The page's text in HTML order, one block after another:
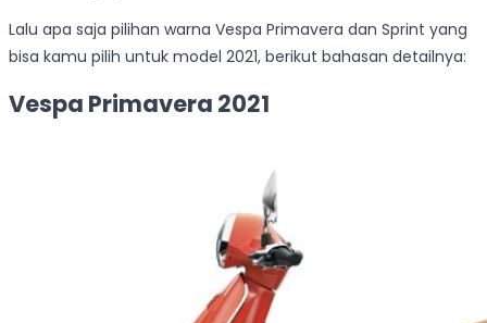
Lalu apa saja pilihan warna Vespa Primavera dan Sprint yang
bisa kamu pilih untuk model 2021, berikut bahasan detailnya:
Vespa Primavera 2021